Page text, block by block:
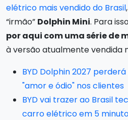
elétrico mais vendido do Brasil
“irmão” Dolphin Mini. Para
por aqui com uma série de
à versão atualmente vendida
BYD Dolphin 2027
"amor e ódio" nos clientes
BYD vai trazer ao Brasil
carro elétrico em 5